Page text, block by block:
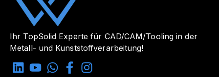
Ihr TopSolid Experte für CAD/CAM/Tooling in der
Metall- und Kunststoffverarbeitung!